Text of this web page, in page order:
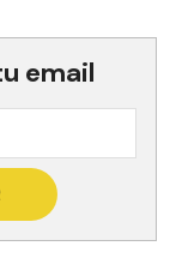
email